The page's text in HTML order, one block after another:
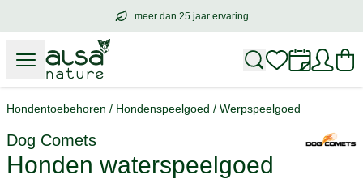
meer dan 25 jaar ervaring
meer dan25 jaar ervaring
Hondentoebehoren / Hondenspeelgoed / Werpspeelgoed
Dog Comets
Honden waterspeelgoed